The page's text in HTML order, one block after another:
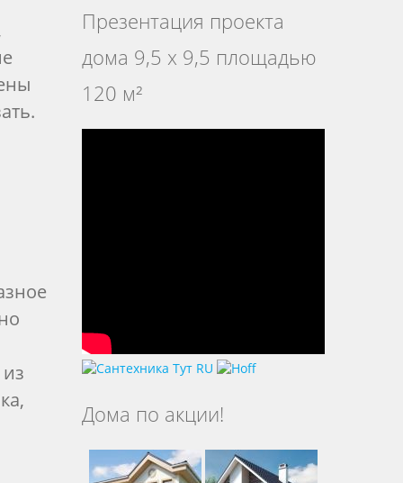
Презентация проекта
дома 9,5 х 9,5 площадью
120 м²
Дома по акции!